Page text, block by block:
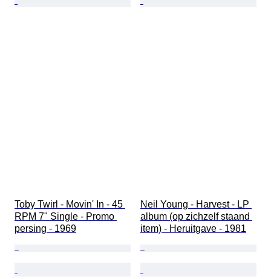
Toby Twirl - Movin' In - 45
RPM 7" Single - Promo
persing - 1969
Neil Young - Harvest - LP
album (op zichzelf staand
item) - Heruitgave - 1981